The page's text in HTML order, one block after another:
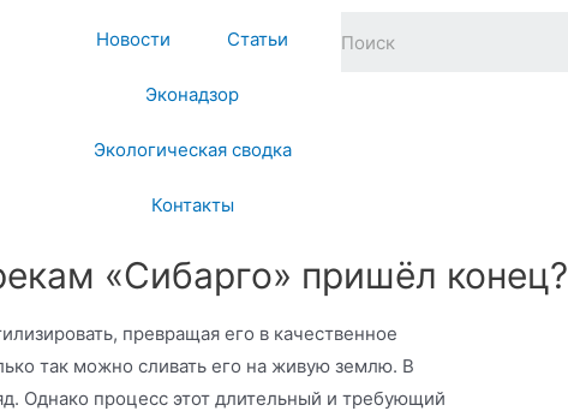
Новости Статьи
Эконадзор
Экологическая сводка
Контакты
«Сибарго» пришёл конец?
превращая его в качественное
так можно сливать его на живую землю. В
Однако процесс этот длительный и требующий